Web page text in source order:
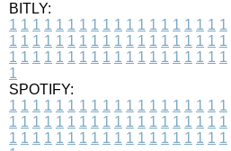
BITLY:
1 1 1 1 1 1 1 1 1 1 1 1 1 1 1 1 1 1 1
1 1 1 1 1 1 1 1 1 1 1 1 1 1 1 1 1 1 1
1 1 1 1 1 1 1 1 1 1 1 1 1 1 1 1 1 1 1
1
SPOTIFY:
1 1 1 1 1 1 1 1 1 1 1 1 1 1 1 1 1 1 1
1 1 1 1 1 1 1 1 1 1 1 1 1 1 1 1 1 1 1
1 1 1 1 1 1 1 1 1 1 1 1 1 1 1 1 1 1 1